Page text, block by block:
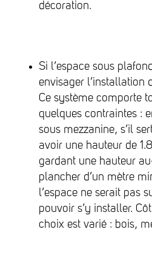
décoration.
Si l’espace sous
envisager l’installation
Ce système comporte
quelques contraintes :
sous mezzanine, s’il
avoir une hauteur de
gardant une hauteur
plancher d’un mètre
l’espace ne serait pas
pouvoir s’y installer.
choix est varié : bois,